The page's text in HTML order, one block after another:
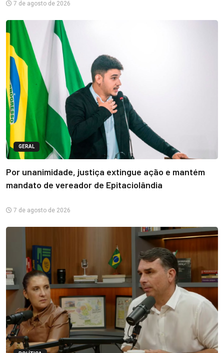
7 de agosto de 2026
GERAL
Por unanimidade, justiça extingue ação e mantém
mandato de vereador de Epitaciolândia
7 de agosto de 2026